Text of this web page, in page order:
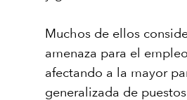
Muchos de ellos
amenaza para el
afectando a la mayor
generalizada de